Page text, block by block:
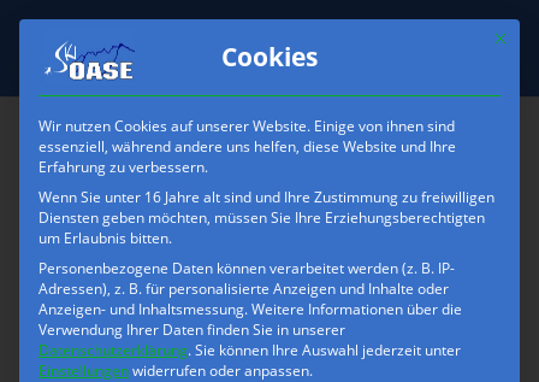
skioase-
Freerideausruestung-Ski-
Rucksack
Mit
Cookies
Wir nutzen Cookies auf unserer Website. Einige von ihnen sind
essenziell, während andere uns helfen, diese Website und Ihre
Erfahrung zu verbessern.
Wenn Sie unter 16 Jahre alt sind und Ihre Zustimmung zu freiwilligen
Diensten geben möchten, müssen Sie Ihre Erziehungsberechtigten
um Erlaubnis bitten.
Personenbezogene Daten können verarbeitet werden (z. B. IP-
Adressen), z. B. für personalisierte Anzeigen und Inhalte oder
Anzeigen- und Inhaltsmessung.Weitere Informationen über die
Verwendung Ihrer Daten finden Sie in unserer
Datenschutzerklärung.Sie können Ihre Auswahl jederzeit unter
Einstellungenwiderrufen oder anpassen.